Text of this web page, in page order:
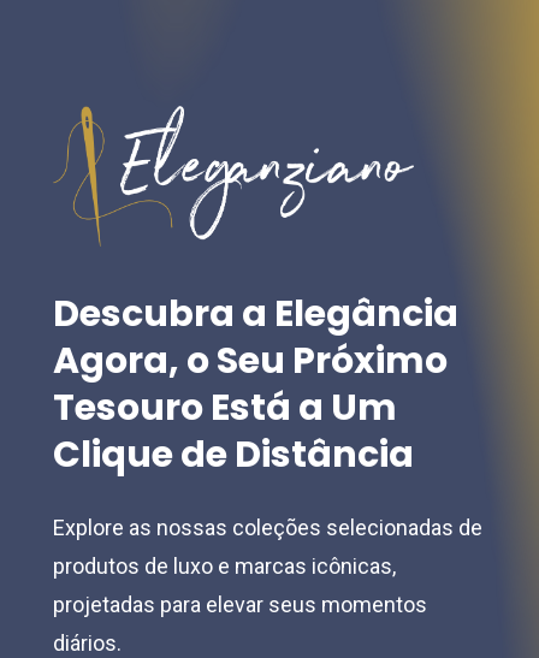
on
the
product
page
Descubra a Elegância
Agora,oSeu Próximo
TesouroEstá a Um
CliquedeDistância
Explore as nossas coleções selecionadas de
produtos de luxo e marcas icônicas,
projetadas para elevar seus momentos
diários.